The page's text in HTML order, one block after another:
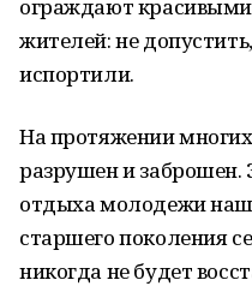
ограждают
жителей: не
испортили.
На протяжении
разрушен и
отдыха молодежи
старшего поколения
никогда не будет